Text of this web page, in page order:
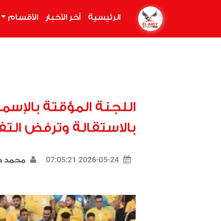
الرئيسية أخر الأخبار الأقسام
اللجنة المؤقتة
بالاستقالة وترفض
2026-05-24 07:05:21 محمد